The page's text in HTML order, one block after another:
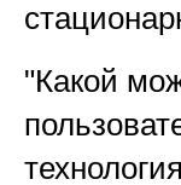
"Какой